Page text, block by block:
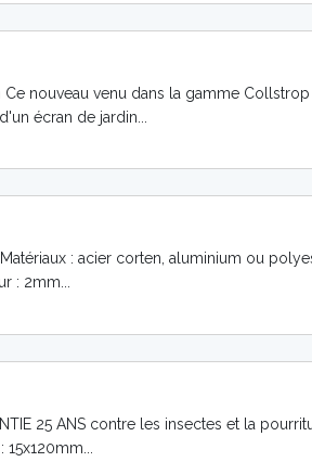
Ce nouveau venu dans la gamme
écran de jardin...
Matériaux : acier corten, aluminium ou
: 2mm...
25 ANS contre les insectes et la